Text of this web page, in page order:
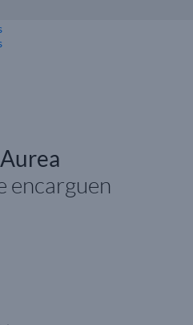
Aurea
encarguen